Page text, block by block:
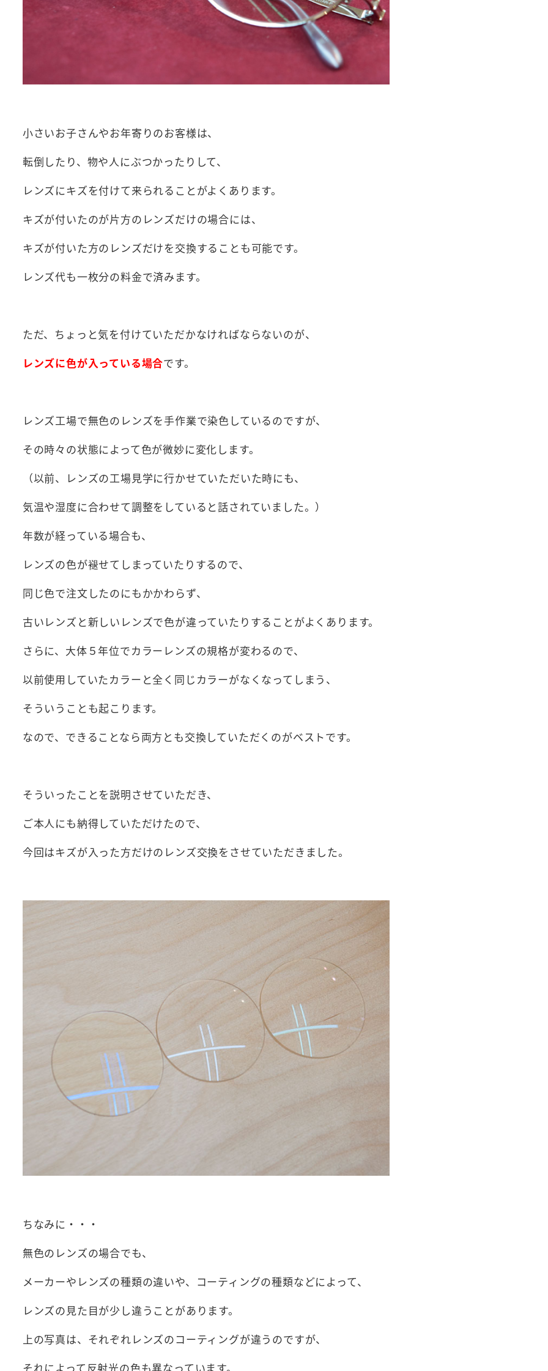
小さいお子さんやお年寄りのお客様は、
転倒したり、物や人にぶつかったりして、
レンズにキズを付けて来られることがよくあります。
キズが付いたのが片方のレンズだけの場合には、
キズが付いた方のレンズだけを交換することも可能です。
レンズ代も一枚分の料金で済みます。
ただ、ちょっと気を付けていただかなければならないのが、
レンズに色が入っている場合です。
レンズ工場で無色のレンズを手作業で染色しているのですが、
その時々の状態によって色が微妙に変化します。
（以前、レンズの工場見学に行かせていただいた時にも、
気温や湿度に合わせて調整をしていると話されていました。）
年数が経っている場合も、
レンズの色が褪せてしまっていたりするので、
同じ色で注文したのにもかかわらず、
古いレンズと新しいレンズで色が違っていたりすることがよくあります。
さらに、大体５年位でカラーレンズの規格が変わるので、
以前使用していたカラーと全く同じカラーがなくなってしまう、
そういうことも起こります。
なので、できることなら両方とも交換していただくのがベストです。
そういったことを説明させていただき、
ご本人にも納得していただけたので、
今回はキズが入った方だけのレンズ交換をさせていただきました。
ちなみに・・・
無色のレンズの場合でも、
メーカーやレンズの種類の違いや、コーティングの種類などによって、
レンズの見た目が少し違うことがあります。
上の写真は、それぞれレンズのコーティングが違うのですが、
それによって反射光の色も異なっています。